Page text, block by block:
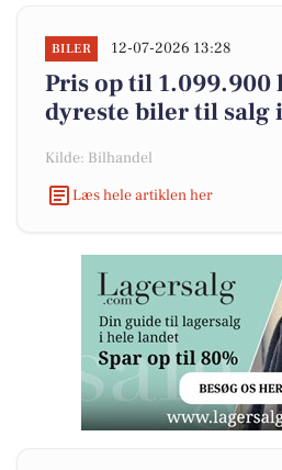
BILER 12-07-2026 13:28
Pris op til 1.099.900
dyreste biler til salg
Kilde: Bilhandel
Læs hele artiklen her